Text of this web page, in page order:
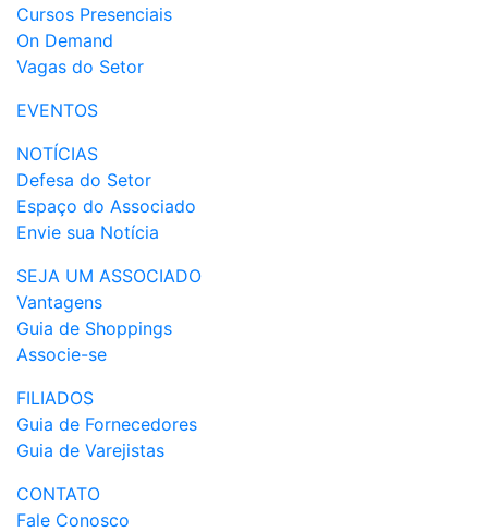
Cursos Presenciais
On Demand
Vagas do Setor
EVENTOS
NOTÍCIAS
Defesa do Setor
Espaço do Associado
Envie sua Notícia
SEJA UM ASSOCIADO
Vantagens
Guia de Shoppings
Associe-se
FILIADOS
Guia de Fornecedores
Guia de Varejistas
CONTATO
Fale Conosco